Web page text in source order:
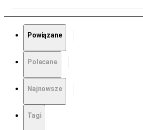
Powiązane
Polecane
Najnowsze
Tagi